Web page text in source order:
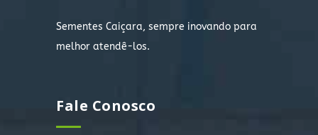
Sementes Caiçara, sempre inovando para
melhor atendê-los.
Fale Conosco